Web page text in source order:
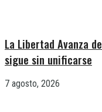
La Libertad Avanza
sigue sin unificarse
7 agosto, 2026